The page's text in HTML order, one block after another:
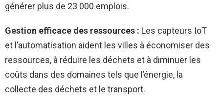
générer plus de 23 000 emplois.
Gestion efficace des ressources : Les capteurs IoT
et l’automatisation aident les villes à économiser des
ressources, à réduire les déchets et à diminuer les
coûts dans des domaines tels que l’énergie, la
collecte des déchets et le transport.